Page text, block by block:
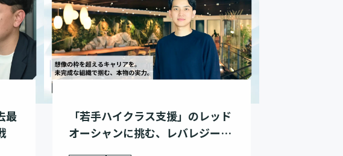
最
「若手ハイクラス支援」のレッド
オーシャンに挑む、レバレジーズ